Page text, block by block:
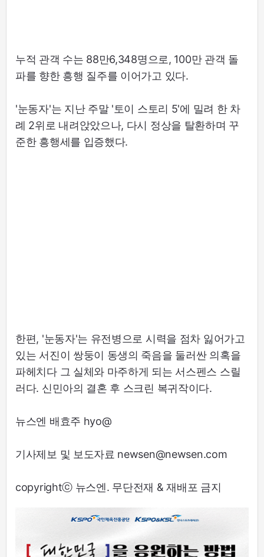
누적 관객 수는 88만6,348명으로, 100만 관객 돌
파를 향한 흥행 질주를 이어가고 있다.
'눈동자'는 지난 주말 '토이 스토리 5'에 밀려 한 차
례 2위로 내려앉았으나, 다시 정상을 탈환하며 꾸
준한 흥행세를 입증했다.
한편, '눈동자'는 유전병으로 시력을 점차 잃어가고
있는 서진이 쌍둥이 동생의 죽음을 둘러싼 의혹을
파헤치다 그 실체와 마주하게 되는 서스펜스 스릴
러다. 신민아의 결혼 후 스크린 복귀작이다.
뉴스엔 배효주 hyo@
기사제보 및 보도자료 newsen@newsen.com
copyrightⓒ 뉴스엔. 무단전재 & 재배포 금지